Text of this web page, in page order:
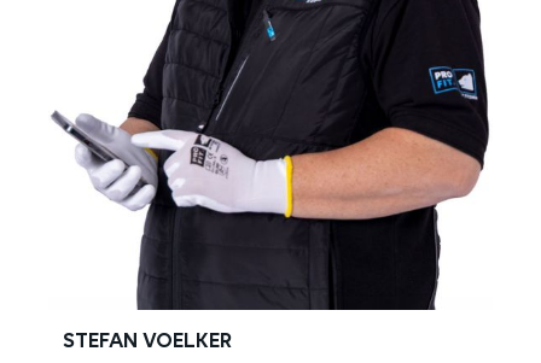
STEFAN VOELKER